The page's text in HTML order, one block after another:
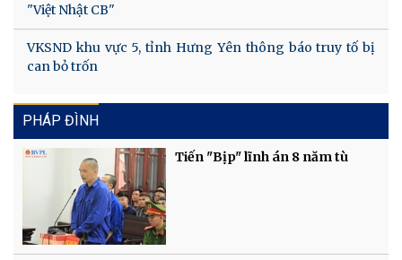
"Việt Nhật CB"
VKSND khu vực 5, tỉnh Hưng Yên thông báo truy tố bị
can bỏ trốn
PHÁP ĐÌNH
Tiến "Bịp" lĩnh án 8 năm tù